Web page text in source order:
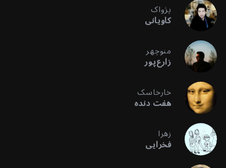
پژواک
کاویانی
منوچهر
زارع‌پور
خارخاسک
هفت دنده
زهرا
فخرایی